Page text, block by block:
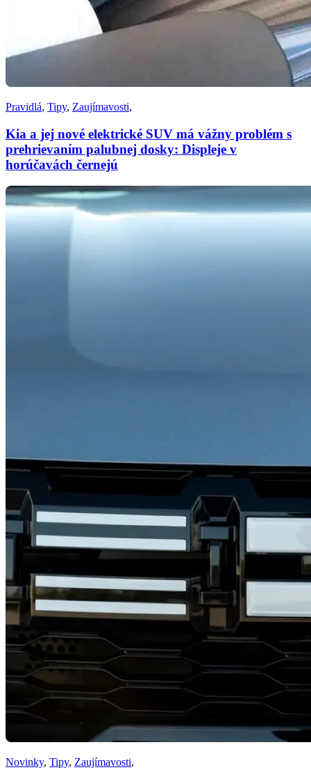
Pravidlá, Tipy, Zaujímavosti,
Kia a jej nové elektrické SUV má vážny problém s
prehrievaním palubnej dosky: Displeje v
horúčavách černejú
Novinky, Tipy, Zaujímavosti,